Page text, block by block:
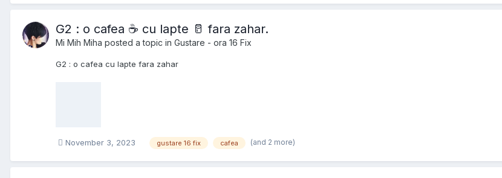
G2 : o cafea ☕️ cu lapte 🥛 fara zahar.
Mi Mih Miha posted a topic in Gustare - ora 16 Fix
G2 : o cafea cu lapte fara zahar
November 3, 2023 gustare 16 fix cafea (and 2 more)